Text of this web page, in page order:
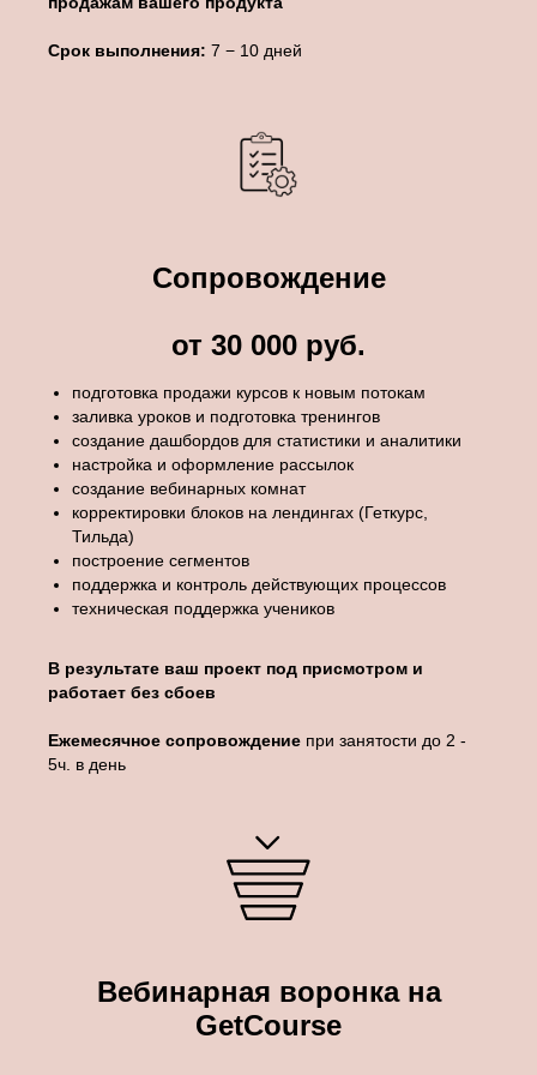
Срок выполнения: 7 − 10 дней
Сопровождение
от 30 000 руб.
подготовка продажи курсов к новым потокам
заливка уроков и подготовка тренингов
создание дашбордов для статистики и аналитики
настройка и оформление рассылок
создание вебинарных комнат
корректировки блоков на лендингах (Геткурс,
Тильда)
построение сегментов
поддержка и контроль действующих процессов
техническая поддержка учеников
В результате ваш проект под присмотром и
работает без сбоев
Ежемесячное сопровождение при занятости до 2 -
5ч. в день
Вебинарная воронка на
GetCourse